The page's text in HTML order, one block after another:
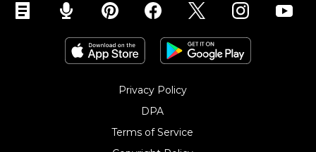
Privacy Policy
DPA
Terms of Service